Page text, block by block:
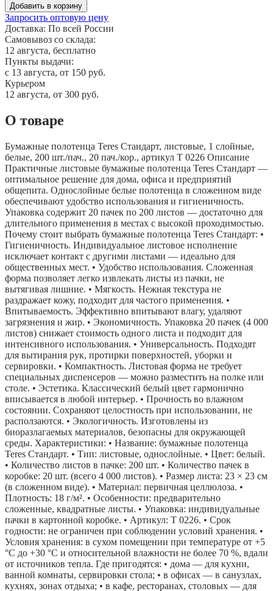
Добавить в корзину
Запросить оптовую цену
Доставка: По всей России
Самовывоз со склада:
12 августа, бесплатно
Пункты выдачи:
c 13 августа, от 150 руб.
Курьером
12 августа, от 300 руб.
О товаре
Бумажные полотенца Teres Стандарт, листовые, 1 слойные,
белые, 200 шт./пач., 20 пач./кор., артикул Т 0226 Описание
Практичные листовые бумажные полотенца Teres Стандарт —
оптимальное решение для дома, офиса и предприятий
общепита. Однослойные белые полотенца в сложенном виде
обеспечивают удобство использования и гигиеничность.
Упаковка содержит 20 пачек по 200 листов — достаточно для
длительного применения в местах с высокой проходимостью.
Почему стоит выбрать бумажные полотенца Teres Стандарт: •
Гигиеничность. Индивидуальное листовое исполнение
исключает контакт с другими листами — идеально для
общественных мест. • Удобство использования. Сложенная
форма позволяет легко извлекать листы из пачки, не
вытягивая лишние. • Мягкость. Нежная текстура не
раздражает кожу, подходит для частого применения. •
Впитываемость. Эффективно впитывают влагу, удаляют
загрязнения и жир. • Экономичность. Упаковка 20 пачек (4 000
листов) снижает стоимость одного листа и подходит для
интенсивного использования. • Универсальность. Подходят
для вытирания рук, протирки поверхностей, уборки и
сервировки. • Компактность. Листовая форма не требует
специальных диспенсеров — можно разместить на полке или
столе. • Эстетика. Классический белый цвет гармонично
вписывается в любой интерьер. • Прочность во влажном
состоянии. Сохраняют целостность при использовании, не
расползаются. • Экологичность. Изготовлены из
биоразлагаемых материалов, безопасны для окружающей
среды. Характеристики: • Название: бумажные полотенца
Teres Стандарт. • Тип: листовые, однослойные. • Цвет: белый.
• Количество листов в пачке: 200 шт. • Количество пачек в
коробке: 20 шт. (всего 4 000 листов). • Размер листа: 23 × 23 см
(в сложенном виде). • Материал: первичная целлюлоза. •
Плотность: 18 г/м². • Особенности: предварительно
сложенные, квадратные листы. • Упаковка: индивидуальные
пачки в картонной коробке. • Артикул: Т 0226. • Срок
годности: не ограничен при соблюдении условий хранения. •
Условия хранения: в сухом помещении при температуре от +5
°C до +30 °C и относительной влажности не более 70 %, вдали
от источников тепла. Где пригодятся: • дома — для кухни,
ванной комнаты, сервировки стола; • в офисах — в санузлах,
кухнях, зонах отдыха; • в кафе, ресторанах, столовых — для